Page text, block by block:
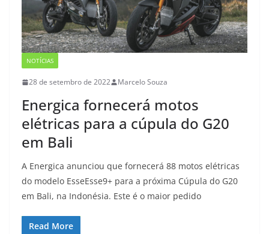
NOTÍCIAS
28 de setembro de 2022 Marcelo Souza
Energica fornecerá motos
elétricas para a cúpula do G20
em Bali
A Energica anunciou que fornecerá 88 motos elétricas
do modelo EsseEsse9+ para a próxima Cúpula do G20
em Bali, na Indonésia. Este é o maior pedido
Read More